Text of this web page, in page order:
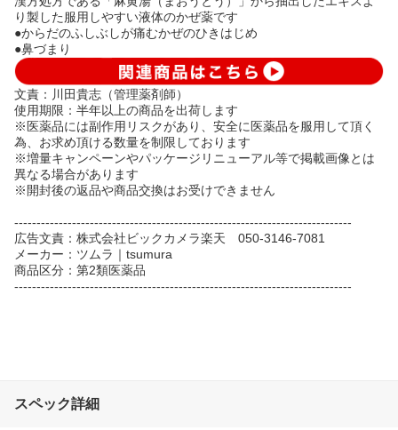
り製した服用しやすい液体のかぜ薬です
●からだのふしぶしが痛むかぜのひきはじめ
●鼻づまり
文責：川田貴志（管理薬剤師）
使用期限：半年以上の商品を出荷します
※医薬品には副作用リスクがあり、安全に医薬品を服用して頂く
為、お求め頂ける数量を制限しております
※増量キャンペーンやパッケージリニューアル等で掲載画像とは
異なる場合があります
※開封後の返品や商品交換はお受けできません
----------------------------------------------------------------------------
広告文責：株式会社ビックカメラ楽天 050-3146-7081
メーカー：ツムラ｜tsumura
商品区分：第2類医薬品
----------------------------------------------------------------------------
スペック詳細